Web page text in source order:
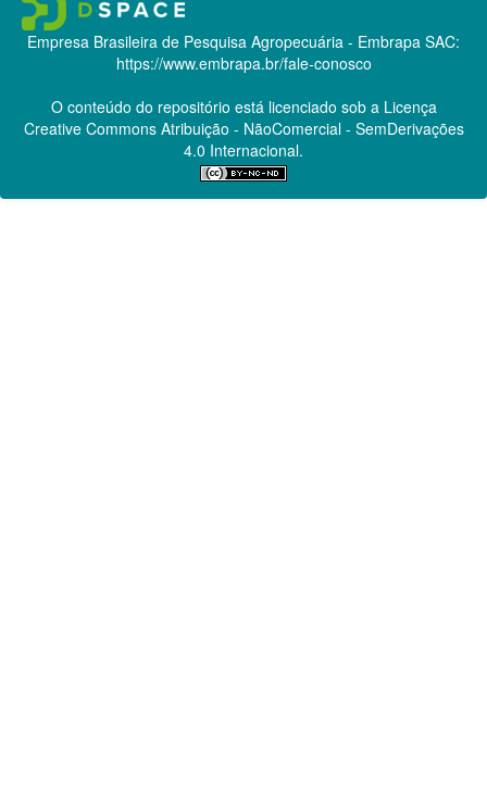
Empresa Brasileira de Pesquisa Agropecuária - Embrapa SAC:
https://www.embrapa.br/fale-conosco
O conteúdo do repositório está licenciado sob a Licença
Creative CommonsAtribuição - NãoComercial - SemDerivações
4.0 Internacional.